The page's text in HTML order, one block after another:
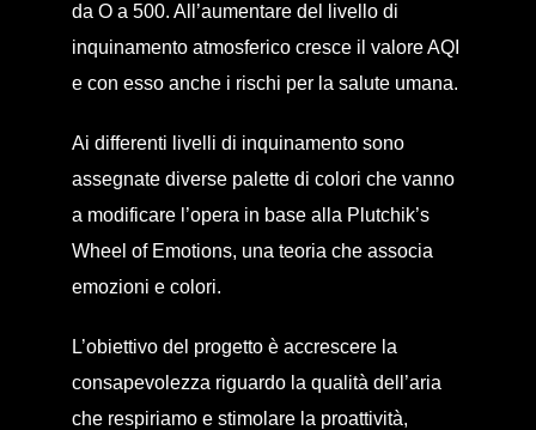
da O a 500. All’aumentare del livello di
inquinamento atmosferico cresce il valore AQI
e con esso anche i rischi per la salute umana.
Ai differenti livelli di inquinamento sono
assegnate diverse palette di colori che vanno
a modificare l’opera in base alla Plutchik’s
Wheel of Emotions, una teoria che associa
emozioni e colori.
L’obiettivo del progetto è accrescere la
consapevolezza riguardo la qualità dell’aria
che respiriamo e stimolare la proattività,